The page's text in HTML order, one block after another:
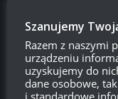
LOGOWANIE
Zarejestruj się
Szanujemy
Razem z naszymi
urządzeniu
uzyskujemy do
dane osobowe,
i standardowe